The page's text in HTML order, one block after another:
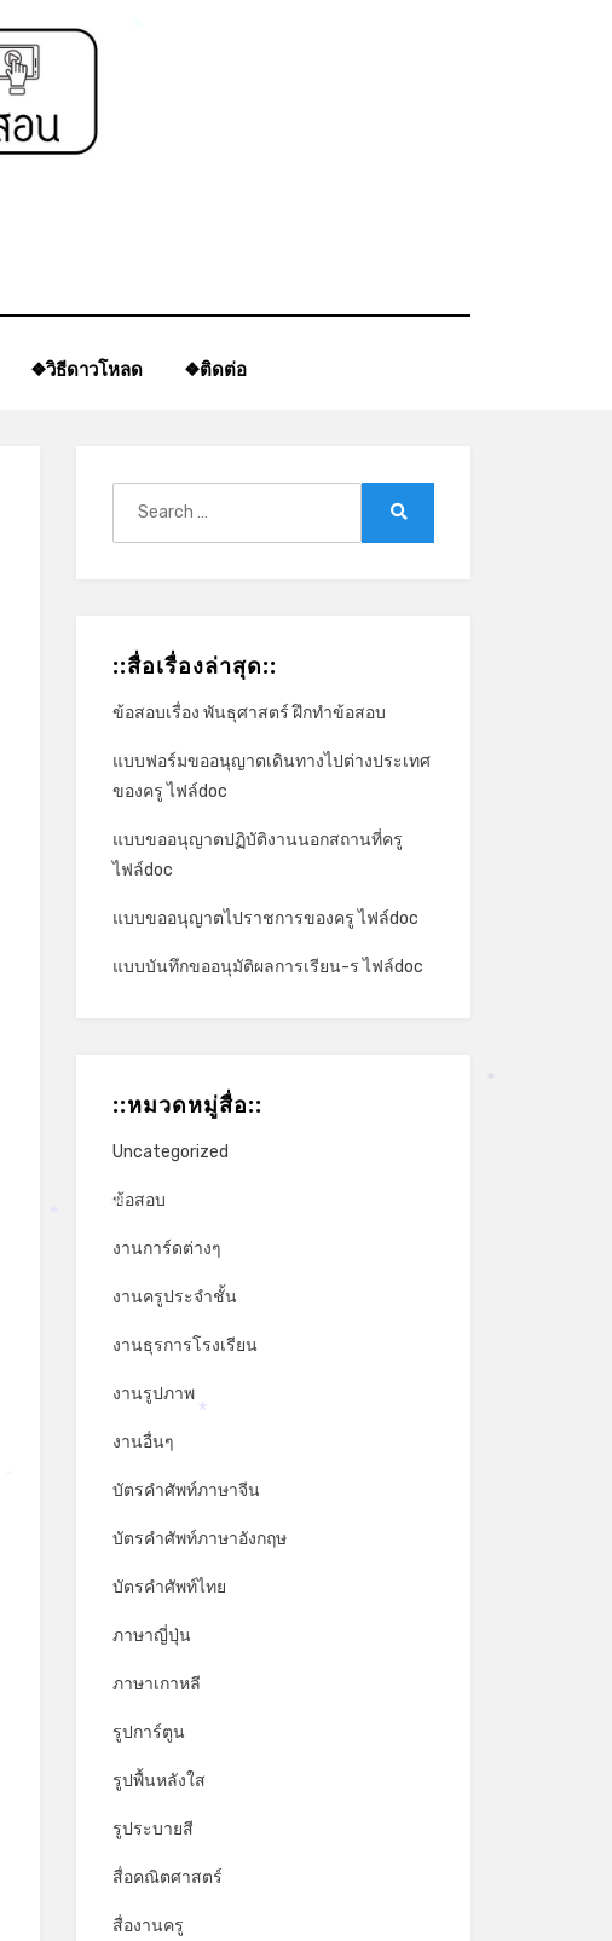
❖วิธีดาวโหลด ❖ติดต่อ
::สื่อเรื่องล่าสุด::
ข้อสอบเรื่อง พันธุศาสตร์ ฝึกทำข้อสอบ
แบบฟอร์มขออนุญาตเดินทางไปต่างประเทศ
ของครู ไฟล์doc
แบบขออนุญาตปฏิบัติงานนอกสถานที่ครู
ไฟล์doc
แบบขออนุญาตไปราชการของครู ไฟล์doc
แบบบันทึกขออนุมัติผลการเรียน-ร ไฟล์doc
::หมวดหมู่สื่อ::
Uncategorized
ข้อสอบ
งานการ์ดต่างๆ
งานครูประจำชั้น
งานธุรการโรงเรียน
งานรูปภาพ
งานอื่นๆ
บัตรคำศัพท์ภาษาจีน
บัตรคำศัพท์ภาษาอังกฤษ
บัตรคำศัพท์ไทย
ภาษาญี่ปุ่น
ภาษาเกาหลี
รูปการ์ตูน
รูปพื้นหลังใส
รูประบายสี
สื่อคณิตศาสตร์
สื่องานครู
*